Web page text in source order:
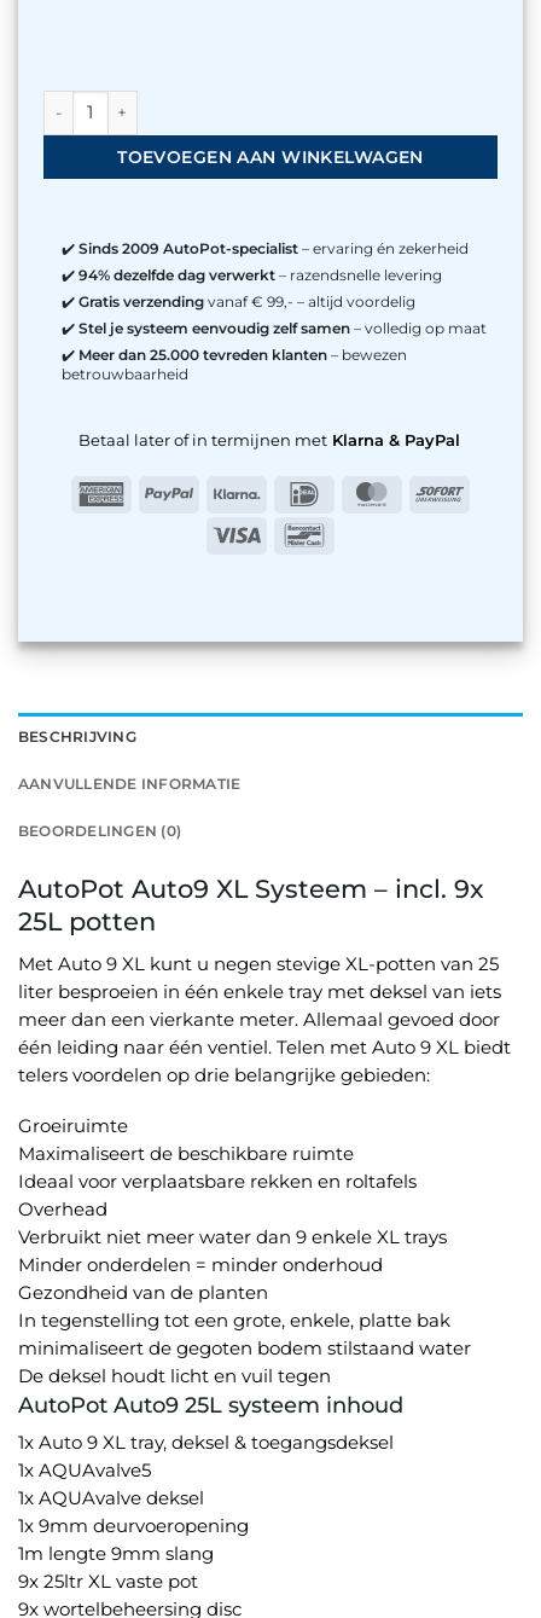
BESCHRIJVING
AANVULLENDE INFORMATIE
BEOORDELINGEN (0)
AutoPot Auto9 XL Systeem – incl. 9x
25L potten
Met Auto 9 XL kunt u negen stevige XL-potten van 25
liter besproeien in één enkele tray met deksel van iets
meer dan een vierkante meter. Allemaal gevoed door
één leiding naar één ventiel. Telen met Auto 9 XL biedt
telers voordelen op drie belangrijke gebieden:
Groeiruimte
Maximaliseert de beschikbare ruimte
Ideaal voor verplaatsbare rekken en roltafels
Overhead
Verbruikt niet meer water dan 9 enkele XL trays
Minder onderdelen = minder onderhoud
Gezondheid van de planten
In tegenstelling tot een grote, enkele, platte bak
minimaliseert de gegoten bodem stilstaand water
De deksel houdt licht en vuil tegen
AutoPot Auto9 25L systeem inhoud
1x Auto 9 XL tray, deksel & toegangsdeksel
1x AQUAvalve5
1x AQUAvalve deksel
1x 9mm deurvoeropening
1m lengte 9mm slang
9x 25ltr XL vaste pot
9x wortelbeheersing disc
AutoPot Auto9 XL Systeem - incl. 9x 25L potten aantal
TOEVOEGEN AAN WINKELWAGEN
✔️Sinds 2009 AutoPot-specialist – ervaring én zekerheid
✔️94% dezelfde dag verwerkt – razendsnelle levering
✔️Gratis verzending vanaf € 99,- – altijd voordelig
✔️Stel je systeem eenvoudig zelf samen – volledig op maat
✔️ Meer dan 25.000 tevreden klanten – bewezen
betrouwbaarheid
Betaal later of in termijnen metKlarna & PayPal
AmericanPayPal Klarna IDeal MasterCard
Sofort
Visa